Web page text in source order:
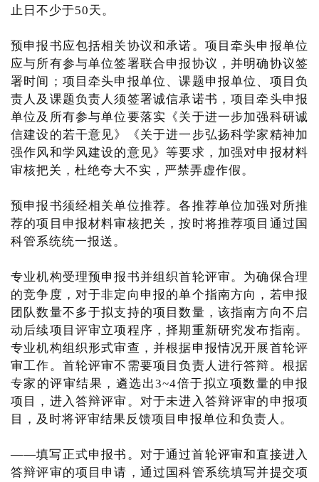
止日不少于50天。
预申报书应包括相关协议和承诺。项目牵头申报单位
应与所有参与单位签署联合申报协议，并明确协议签
署时间；项目牵头申报单位、课题申报单位、项目负
责人及课题负责人须签署诚信承诺书，项目牵头申报
单位及所有参与单位要落实《关于进一步加强科研诚
信建设的若干意见》《关于进一步弘扬科学家精神加
强作风和学风建设的意见》等要求，加强对申报材料
审核把关，杜绝夸大不实，严禁弄虚作假。
预申报书须经相关单位推荐。各推荐单位加强对所推
荐的项目申报材料审核把关，按时将推荐项目通过国
科管系统统一报送。
专业机构受理预申报书并组织首轮评审。为确保合理
的竞争度，对于非定向申报的单个指南方向，若申报
团队数量不多于拟支持的项目数量，该指南方向不启
动后续项目评审立项程序，择期重新研究发布指南。
专业机构组织形式审查，并根据申报情况开展首轮评
审工作。首轮评审不需要项目负责人进行答辩。根据
专家的评审结果，遴选出3~4倍于拟立项数量的申报
项目，进入答辩评审。对于未进入答辩评审的申报项
目，及时将评审结果反馈项目申报单位和负责人。
——填写正式申报书。对于通过首轮评审和直接进入
答辩评审的项目申请，通过国科管系统填写并提交项